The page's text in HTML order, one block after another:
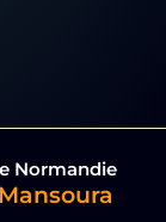
Normandie
Mansoura